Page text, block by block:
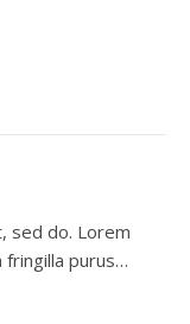
sed do. Lorem
purus…